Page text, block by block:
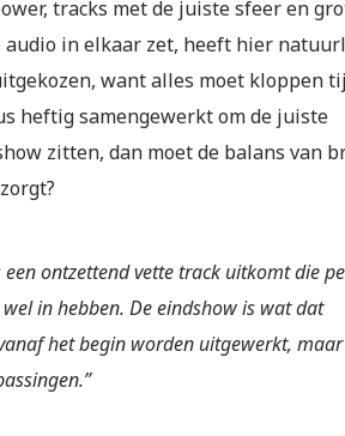
tracks met de juiste sfeer en
audio in elkaar zet, heeft hier
want alles moet kloppen
heftig samengewerkt om de juiste
zitten, dan moet de balans van
ontzettend vette track uitkomt die
in hebben. De eindshow is wat dat
het begin worden uitgewerkt,